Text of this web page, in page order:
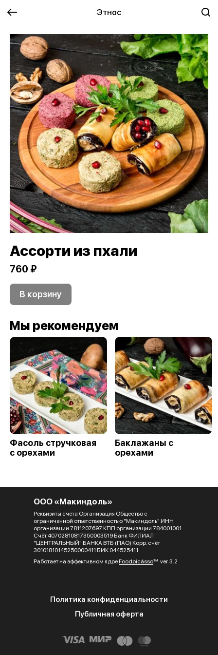
Этнос
Ассорти из пхали
760 ₽
В корзину
Мы рекомендуем
Фасоль стручковая
с орехами
Баклажаны с
орехами
ООО «Макиндоль»
Реквизиты счёта Организация Общество с
ограниченной ответственностью "Макиндоль" ИНН
организации 7811207697 КПП организации 784001001
Счёт 40702810817350003519 Банк ФИЛИАЛ
"ЦЕНТРАЛЬНЫЙ" БАНКА ВТБ (ПАО) Корр. счёт
30101810145250000411 БИК 044525411
Работает на эффективном ядреFoodpicássover. 3.2
Политика конфиденциальности
Публичная оферта